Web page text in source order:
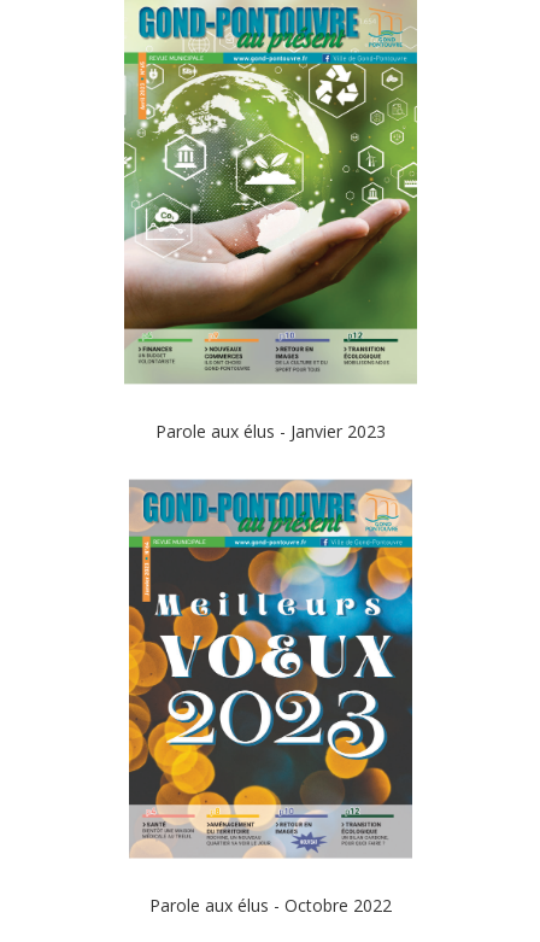
Parole aux élus - Janvier 2023
Parole aux élus - Octobre 2022